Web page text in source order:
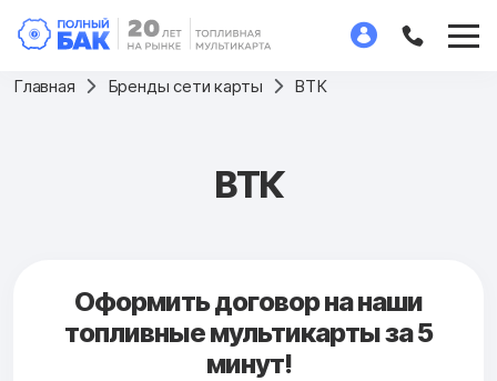
Главная Бренды сети карты ВТК
ВТК
Оформить договор на наши
топливные мультикарты за 5
минут!